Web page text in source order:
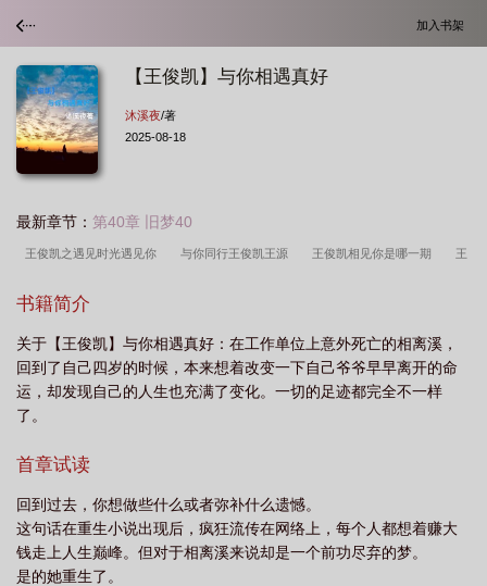
加入书架
【王俊凯】与你相遇真好
沐溪夜/著
2025-08-18
最新章节： 第40章 旧梦40
王俊凯之遇见时光遇见你 与你同行王俊凯王源 王俊凯相见你是哪一期 王
遇 你与王俊凯的日常高甜
俊凯与你日常甜文 王俊凯之遇见时光遇见了你 与你同行王俊凯 你与王俊凯
的日常宠文 王俊凯与你的日常哔哩哔哩 王俊凯与你的日常综艺 王俊凯的和
你在一起
美丽的意外
书籍简介
关于【王俊凯】与你相遇真好：在工作单位上意外死亡的相离溪，
回到了自己四岁的时候，本来想着改变一下自己爷爷早早离开的命
运，却发现自己的人生也充满了变化。一切的足迹都完全不一样
了。
首章试读
回到过去，你想做些什么或者弥补什么遗憾。
这句话在重生小说出现后，疯狂流传在网络上，每个人都想着赚大
钱走上人生巅峰。但对于相离溪来说却是一个前功尽弃的梦。
是的她重生了。